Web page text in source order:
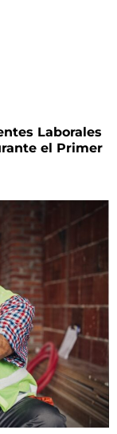
Laborales
el Primer